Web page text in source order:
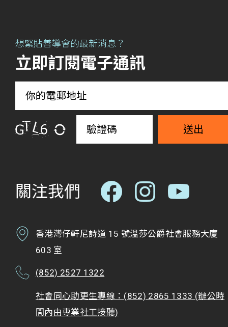
想緊貼善導會的最新消息？
立即訂閱電子通訊
送出
關注我們
香港灣仔軒尼詩道 15 號溫莎公爵社會服務大廈
603 室
(852) 2527 1322
社會同心助更生專線：(852) 2865 1333 (辦公時
間內由專業社工接聽)